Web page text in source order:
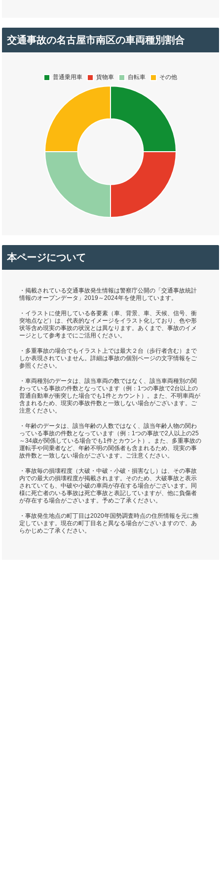
交通事故の名古屋市南区の車両種別割合
本ページについて
・掲載されている交通事故発生情報は警察庁公開の「交通事故統計
情報のオープンデータ」2019～2024年を使用しています。
・イラストに使用している各要素（車、背景、車、天候、信号、衝
突地点など）は、代表的なイメージをイラスト化しており、色や形
状等含め現実の事故の状況とは異なります。あくまで、事故のイメ
ージとして参考までにご活用ください。
・多重事故の場合でもイラスト上では最大２台（歩行者含む）まで
しか表現されていません。詳細は事故の個別ページの文字情報をご
参照ください。
・車両種別のデータは、該当車両の数ではなく、該当車両種別の関
わっている事故の件数となっています（例：1つの事故で2台以上の
普通自動車が衝突した場合でも1件とカウント）。また、不明車両が
含まれるため、現実の事故件数と一致しない場合がございます。ご
注意ください。
・年齢のデータは、該当年齢の人数ではなく、該当年齢人物の関わ
っている事故の件数となっています（例：1つの事故で2人以上の25
～34歳が関係している場合でも1件とカウント）。また、多重事故の
運転手や同乗者など、年齢不明の関係者も含まれるため、現実の事
故件数と一致しない場合がございます。ご注意ください。
・事故毎の損壊程度（大破・中破・小破・損害なし）は、その事故
内での最大の損壊程度が掲載されます。そのため、大破事故と表示
されていても、中破や小破の車両が存在する場合がございます。同
様に死亡者のいる事故は死亡事故と表記していますが、他に負傷者
が存在する場合がございます。予めご了承ください。
・事故発生地点の町丁目は2020年国勢調査時点の住所情報を元に推
定しています。現在の町丁目名と異なる場合がございますので、あ
らかじめご了承ください。